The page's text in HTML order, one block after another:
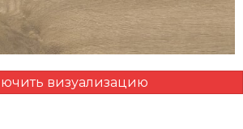
увеличить
визуализацию